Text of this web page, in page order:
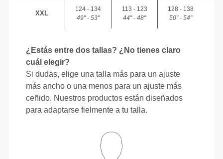
XXL
124 - 134
49" - 53"
113 - 123
44" - 48"
128 - 138
50" - 54"
¿Estás entre dos tallas? ¿No tienes claro
cuál elegir?
Si dudas, elige una talla más para un ajuste
más ancho o una menos para un ajuste más
ceñido. Nuestros productos están diseñados
para adaptarse fielmente a tu talla.